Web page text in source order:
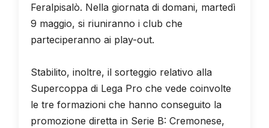
Feralpisalò. Nella giornata di domani, martedì
9 maggio, si riuniranno i club che
parteciperanno ai play-out.
Stabilito, inoltre, il sorteggio relativo alla
Supercoppa di Lega Pro che vede coinvolte
le tre formazioni che hanno conseguito la
promozione diretta in Serie B: Cremonese,